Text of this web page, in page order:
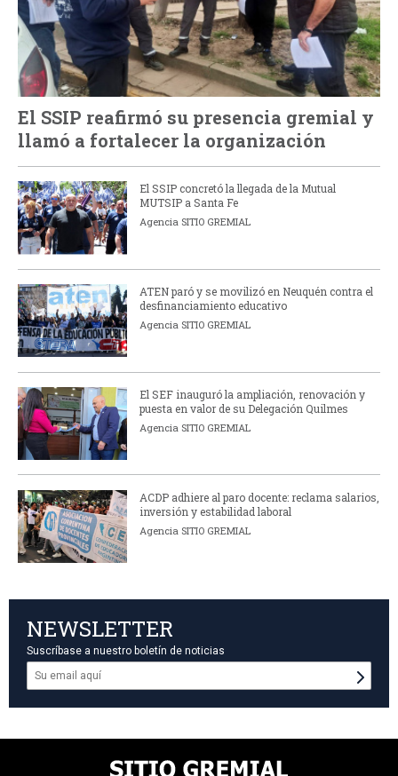
El SSIP reafirmó su presencia gremial y
llamó a fortalecer la organización
El SSIP concretó la llegada de la Mutual
MUTSIP a Santa Fe
Agencia SITIO GREMIAL
ATEN paró y se movilizó en Neuquén contra el
desfinanciamiento educativo
Agencia SITIO GREMIAL
El SEF inauguró la ampliación, renovación y
puesta en valor de su Delegación Quilmes
Agencia SITIO GREMIAL
ACDP adhiere al paro docente: reclama salarios,
inversión y estabilidad laboral
Agencia SITIO GREMIAL
NEWSLETTER
Suscríbase a nuestro boletín de noticias